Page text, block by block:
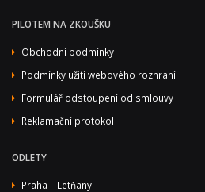
PILOTEM NA ZKOUŠKU
Obchodní podmínky
Podmínky užití webového rozhraní
Formulář odstoupení od smlouvy
Reklamační protokol
ODLETY
Praha – Letňany